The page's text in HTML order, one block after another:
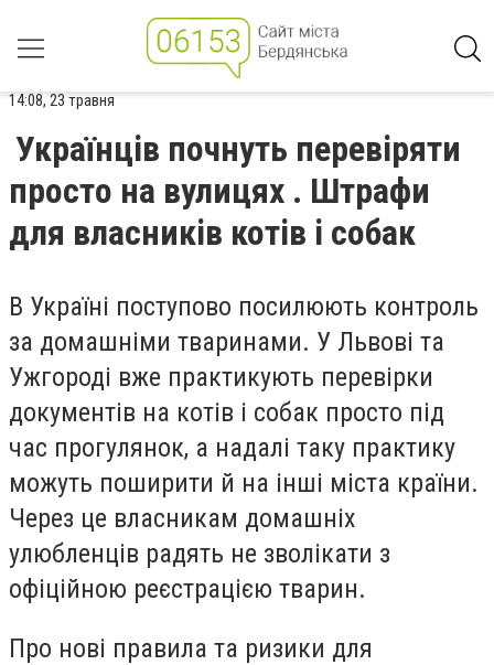
14:08, 23 травня
Українців почнуть перевіряти
просто на вулицях . Штрафи
для власників котів і собак
В Україні поступово посилюють контроль
за домашніми тваринами. У Львові та
Ужгороді вже практикують перевірки
документів на котів і собак просто під
час прогулянок, а надалі таку практику
можуть поширити й на інші міста країни.
Через це власникам домашніх
улюбленців радять не зволікати з
офіційною реєстрацією тварин.
Про нові правила та ризики для